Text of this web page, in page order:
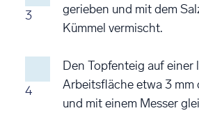
3
gerieben und mit dem
Kümmel vermischt.
4
Den Topfenteig auf einer
Arbeitsfläche etwa 3 mm
und mit einem Messer